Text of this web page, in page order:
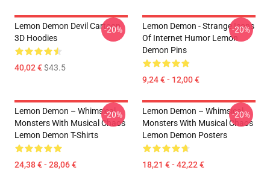
Lemon Demon Devil Cartoon
3D Hoodies
40,02 €$43.5
-20%
Lemon Demon - Strange Icons
Of Internet Humor Lemon
Demon Pins
9,24 € - 12,00 €
-20%
Lemon Demon – Whimsical
Monsters With Musical Chaos
Lemon Demon T-Shirts
24,38 € - 28,06 €
-20%
Lemon Demon – Whimsical
Monsters With Musical Chaos
Lemon Demon Posters
18,21 € - 42,22 €
-20%